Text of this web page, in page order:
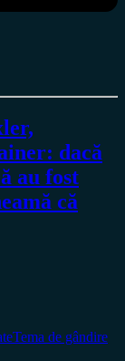
dacă
au fost
că
Tema de gândire